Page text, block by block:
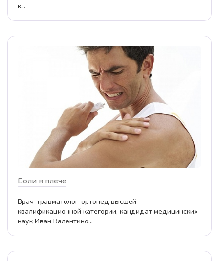
к...
Боли в плече
Врач-травматолог-ортопед высшей
квалификационной категории, кандидат медицинских
наук Иван Валентино...